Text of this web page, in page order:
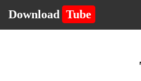
Download Tube